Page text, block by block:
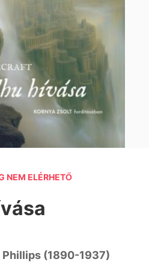
NEM ELÉRHETŐ
(1890-1937)